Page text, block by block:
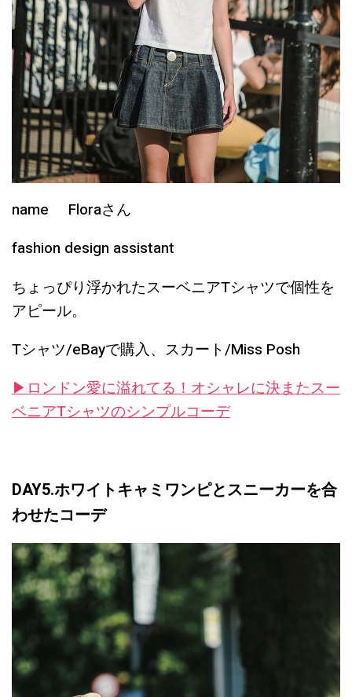
name Floraさん
fashion design assistant
ちょっぴり浮かれたスーベニアTシャツで個性を
アピール。
Tシャツ/eBayで購入、スカート/Miss Posh
▶︎ロンドン愛に溢れてる！オシャレに決またスー
ベニアTシャツのシンプルコーデ
DAY5.ホワイトキャミワンピとスニーカーを合
わせたコーデ